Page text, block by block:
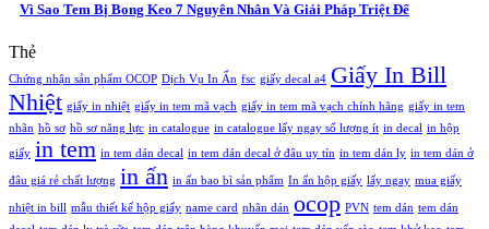
Vì Sao Tem Bị Bong Keo 7 Nguyên Nhân Và Giải Pháp Triệt Để
Thẻ
Chứng nhận sản phẩm OCOP Dịch Vụ In Ấn fsc giấy decal a4 Giấy In Bill
Nhiệt giấy in nhiệt giấy in tem mã vạch giấy in tem mã vạch chính hãng giấy in tem
nhãn hồ sơ hồ sơ năng lực in catalogue in catalogue lấy ngay số lượng ít in decal in hộp
giấy in tem in tem dán decal in tem dán decal ở đâu uy tín in tem dán ly in tem dán ở
đâu giá rẻ chất lượng in ấn in ấn bao bì sản phẩm In ấn hộp giấy lấy ngay mua giấy
nhiệt in bill mẫu thiết kế hộp giấy name card nhãn dán ocop PVN tem dán tem dán